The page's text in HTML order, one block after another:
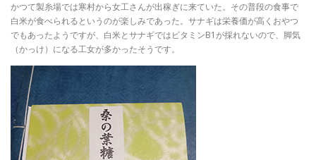
かつて製糸場では寒村から女工さんが出稼ぎに来ていた。その普段の食事で
白米が食べられるというのが楽しみであった。サナギは栄養価が高くおやつ
でもあったようですが、白米とサナギではビタミンB1が採れないので、脚気
（かっけ）になる工女が多かったそうです。